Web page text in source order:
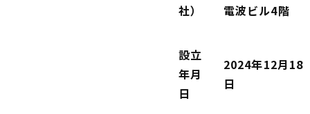
社）
電波ビル4階
設立
年月
日
2024年12月18
日